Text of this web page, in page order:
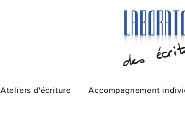
Ateliers d'écriture Accompagnement